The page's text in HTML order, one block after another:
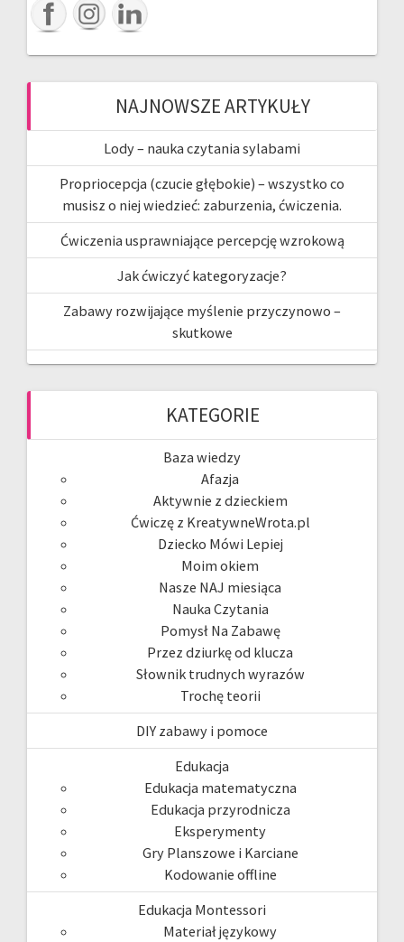
NAJNOWSZE ARTYKUŁY
Lody – nauka czytania sylabami
Propriocepcja (czucie głębokie) – wszystko co
musisz o niej wiedzieć: zaburzenia, ćwiczenia.
Ćwiczenia usprawniające percepcję wzrokową
Jak ćwiczyć kategoryzacje?
Zabawy rozwijające myślenie przyczynowo –
skutkowe
KATEGORIE
Baza wiedzy
Afazja
Aktywnie z dzieckiem
Ćwiczę z KreatywneWrota.pl
Dziecko Mówi Lepiej
Moim okiem
Nasze NAJ miesiąca
Nauka Czytania
Pomysł Na Zabawę
Przez dziurkę od klucza
Słownik trudnych wyrazów
Trochę teorii
DIY zabawy i pomoce
Edukacja
Edukacja matematyczna
Edukacja przyrodnicza
Eksperymenty
Gry Planszowe i Karciane
Kodowanie offline
Edukacja Montessori
Materiał językowy